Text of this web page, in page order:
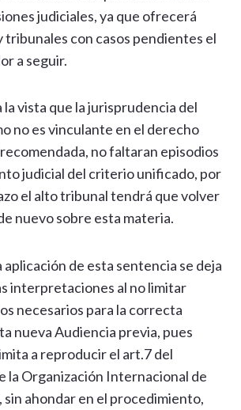
judiciales, ya que ofrecerá
tribunales con casos pendientes el
a seguir.
la vista que la jurisprudencia del
no es vinculante en el derecho
no faltaran episodios
judicial del criterio unificado, por
el alto tribunal tendrá que volver
nuevo sobre esta materia.
aplicación de esta sentencia se deja
interpretaciones al no limitar
necesarios para la correcta
nueva Audiencia previa, pues
a reproducir el art.7 del
la Organización Internacional de
ahondar en el procedimiento,